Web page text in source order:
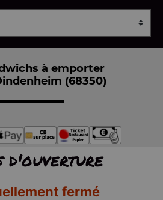
à emporter
(68350)
d'ouverture
fermé